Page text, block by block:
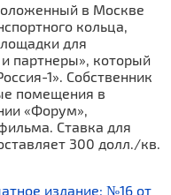
в Москве
кольца,
для
партнеры», который
1». Собственник
помещения в
«Форум»,
Ставка для
300 долл./кв.